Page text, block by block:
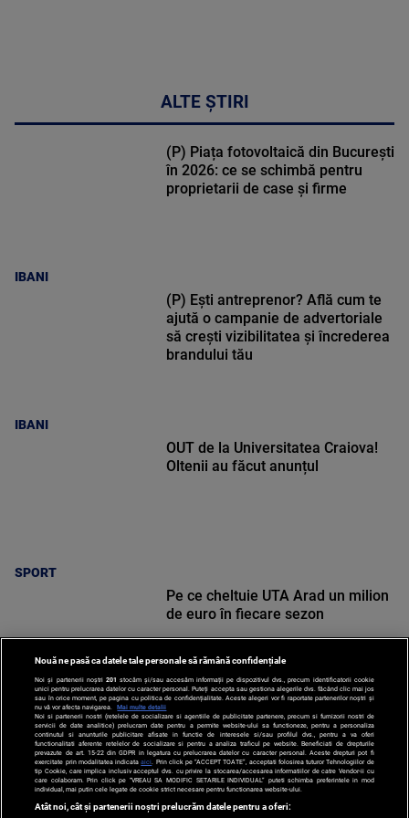
ALTE ȘTIRI
IBANI
(P) Piața fotovoltaică din București
în 2026: ce se schimbă pentru
proprietarii de case și firme
IBANI
(P) Ești antreprenor? Află cum te
ajută o campanie de advertoriale
să crești vizibilitatea și încrederea
brandului tău
SPORT
OUT de la Universitatea Craiova!
Oltenii au făcut anunțul
SPORT
Pe ce cheltuie UTA Arad un milion
de euro în fiecare sezon
Nouă ne pasă ca datele tale personale să rămână confidențiale
Noi și partenerii noștri 201 stocăm și/sau accesăm informații pe dispozitivul dvs., precum identificatorii cookie
unici pentru prelucrarea datelor cu caracter personal. Puteți accepta sau gestiona alegerile dvs. făcând clic mai jos
sau în orice moment, pe pagina cu politica de confidențialitate. Aceste alegeri vor fi raportate partenerilor noștri și
nu vă vor afecta navigarea.
Mai multe detalii
Noi si partenerii nostri (retelele de socializare si agentiile de publicitate partenere, precum si furnizorii nostri de
servicii de date analitice) prelucram date pentru a permite website-ului sa functioneze, pentru a personaliza
continutul si anunturile publicitare afisate in functie de interesele si/sau profilul dvs., pentru a va oferi
functionalitati aferente retelelor de socializare si pentru a analiza traficul pe website. Beneficiati de drepturile
prevazute de art. 15-22 din GDPR in legatura cu prelucrarea datelor cu caracter personal. Aceste drepturi pot fi
exercitate prin modalitatea indicataaici . Prin click pe “ACCEPT TOATE”, acceptati folosirea tuturor Tehnologiilor de
tip Cookie, care implica inclusiv acceptul dvs. cu privire la stocarea/accesarea informatiilor de catre Vendor-ii cu
care colaboram. Prin click pe “VREAU SA MODIFIC SETARILE INDIVIDUAL” puteti schimba preferintele in mod
individual, mai putin cele legate de cookie strict necesare pentru functionarea website-ului.
Atât noi, cât și partenerii noștri prelucrăm datele pentru a oferi: